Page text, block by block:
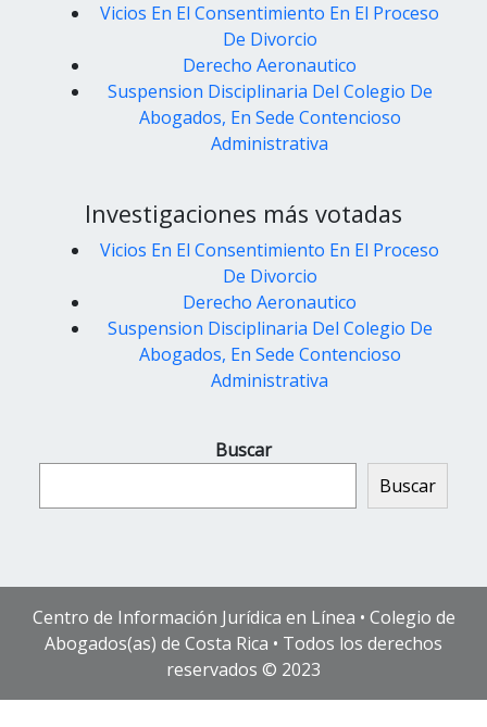
Vicios En El Consentimiento En El Proceso
De Divorcio
Derecho Aeronautico
Suspension Disciplinaria Del Colegio De
Abogados, En Sede Contencioso
Administrativa
Investigaciones más votadas
Vicios En El Consentimiento En El Proceso
De Divorcio
Derecho Aeronautico
Suspension Disciplinaria Del Colegio De
Abogados, En Sede Contencioso
Administrativa
Buscar
Buscar
Centro de Información Jurídica en Línea • Colegio de
Abogados(as) de Costa Rica • Todos los derechos
reservados © 2023